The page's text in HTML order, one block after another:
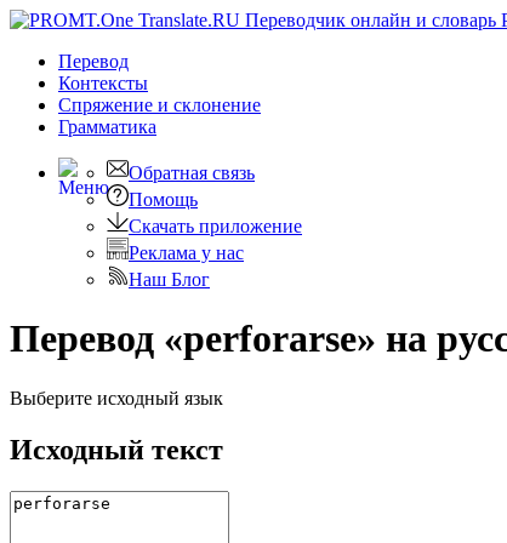
Перевод
Контексты
Спряжение и склонение
Грамматика
Обратная связь
Помощь
Скачать приложение
Реклама у нас
Наш Блог
Перевод «perforarse» на
Выберите исходный язык
Исходный текст